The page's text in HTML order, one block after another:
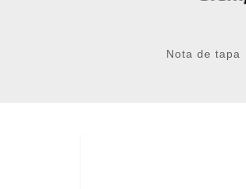
Nota de tapa